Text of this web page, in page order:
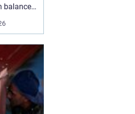
balance.
vil du
På
skal
tætte,